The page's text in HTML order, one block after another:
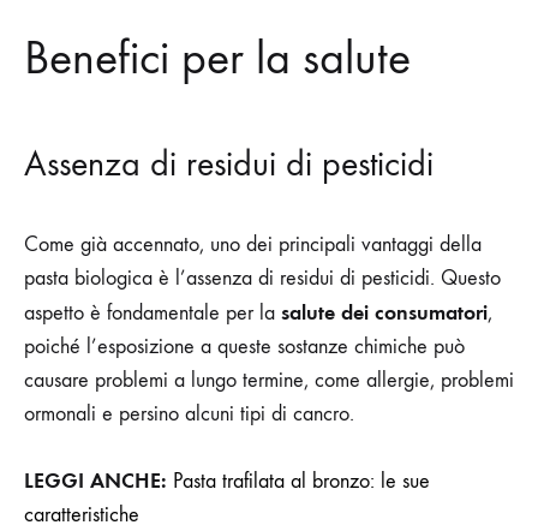
Benefici per la salute
Assenza di residui di pesticidi
Come già accennato, uno dei principali vantaggi della
pasta biologica è l’assenza di residui di pesticidi. Questo
aspetto è fondamentale per la salute dei consumatori,
poiché l’esposizione a queste sostanze chimiche può
causare problemi a lungo termine, come allergie, problemi
ormonali e persino alcuni tipi di cancro.
LEGGI ANCHE: Pasta trafilata al bronzo: le sue
caratteristiche